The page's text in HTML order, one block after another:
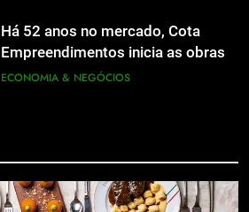
Há 52 anos no mercado, Cota
Empreendimentos inicia as obras
do Cota 365 e apresenta uma nova
ECONOMIA & NEGÓCIOS
aproveitamento de frutas, legumes
ECONOMIA & NEGÓCIOS
e verduras
ECONOMIA & NEGÓCIOS